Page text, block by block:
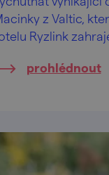
z Valtic,
Ryzlink
prohlédnout